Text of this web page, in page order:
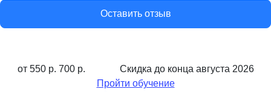
Оставить отзыв
от 550 р. 700 р. Скидка до конца августа 2026
Пройти обучение